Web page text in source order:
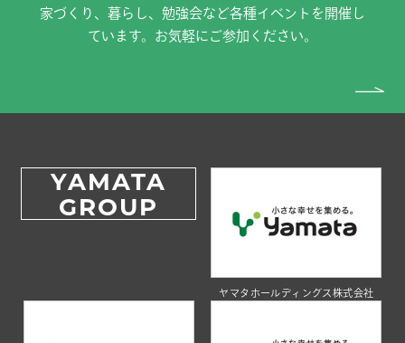
家づくり、暮らし、勉強会など各種イベントを開催し
ています。お気軽にご参加ください。
YAMATA
GROUP
ヤマタホールディングス株式会社